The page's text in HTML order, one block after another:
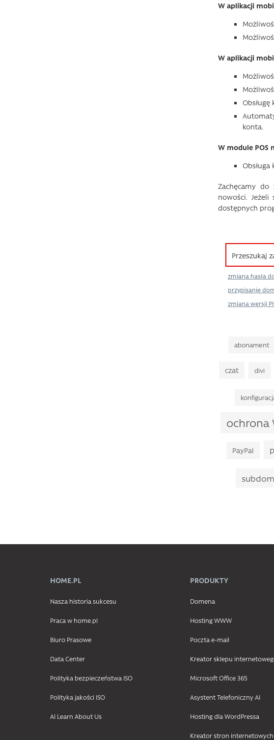
W aplikacji
W aplikacji
Obsługę
konta.
W module POS
Obsługa
Zachęcamy do
nowości.
dostępnych
zmiana hasła
przypisanie
zmiana wersji
abonament
czat divi
ochrona
PayPal
HOME.PL
Nasza historia sukcesu
Praca w home.pl
Biuro Prasowe
Data Center
Polityka bezpieczeństwa ISO
Polityka jakości ISO
AI Learn About Us
PRODUKTY
Domena
Hosting WWW
Poczta e-mail
Kreator sklepu
Microsoft Office 365
Asystent Telefoniczny AI
Hosting dla WordPressa
Kreator stron internetowych